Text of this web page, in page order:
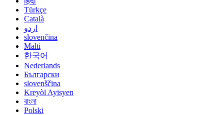
Türkçe
Català
اردو
slovenčina
Malti
한국어
Nederlands
Български
slovenščina
Kreyòl Ayisyen
বাংলা
Polski